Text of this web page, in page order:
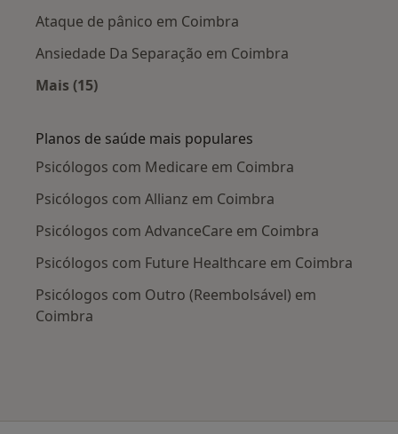
Ataque de pânico em Coimbra
Ansiedade Da Separação em Coimbra
Mais (15)
Planos de saúde mais populares
Psicólogos com Medicare em Coimbra
Psicólogos com Allianz em Coimbra
Psicólogos com AdvanceCare em Coimbra
Psicólogos com Future Healthcare em Coimbra
Psicólogos com Outro (Reembolsável) em
Coimbra